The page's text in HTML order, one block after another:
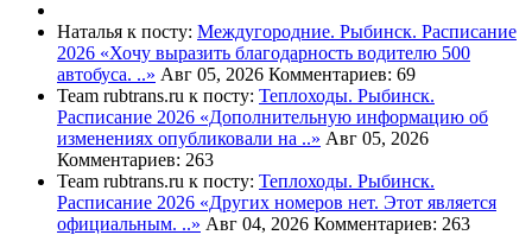
Наталья к посту: Междугородние. Рыбинск. Расписание
2026 «Хочу выразить благодарность водителю 500
автобуса. ..» Авг 05, 2026 Комментариев: 69
Team rubtrans.ru к посту: Теплоходы. Рыбинск.
Расписание 2026 «Дополнительную информацию об
изменениях опубликовали на ..» Авг 05, 2026
Комментариев: 263
Team rubtrans.ru к посту: Теплоходы. Рыбинск.
Расписание 2026 «Других номеров нет. Этот является
официальным. ..» Авг 04, 2026 Комментариев: 263